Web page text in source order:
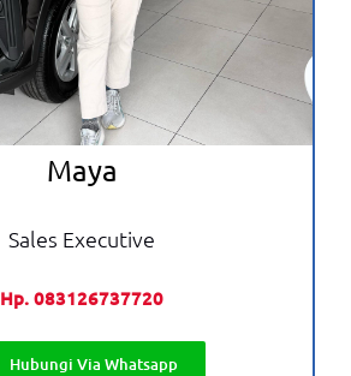
Maya
Sales Executive
Hp. 083126737720
Hubungi Via Whatsapp